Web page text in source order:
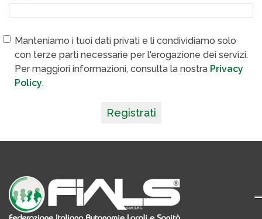
Manteniamo i tuoi dati privati e li condividiamo solo
con terze parti necessarie per l'erogazione dei servizi.
Per maggiori informazioni, consulta la nostra Privacy
Policy.
Registrati